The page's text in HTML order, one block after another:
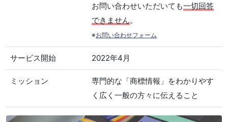
お問い合わせいただいても一切回答
できません。
※お問い合わせフォーム
サービス開始 2022年4月
ミッション
専門的な「商標情報」をわかりやす
く広く一般の方々に伝えること